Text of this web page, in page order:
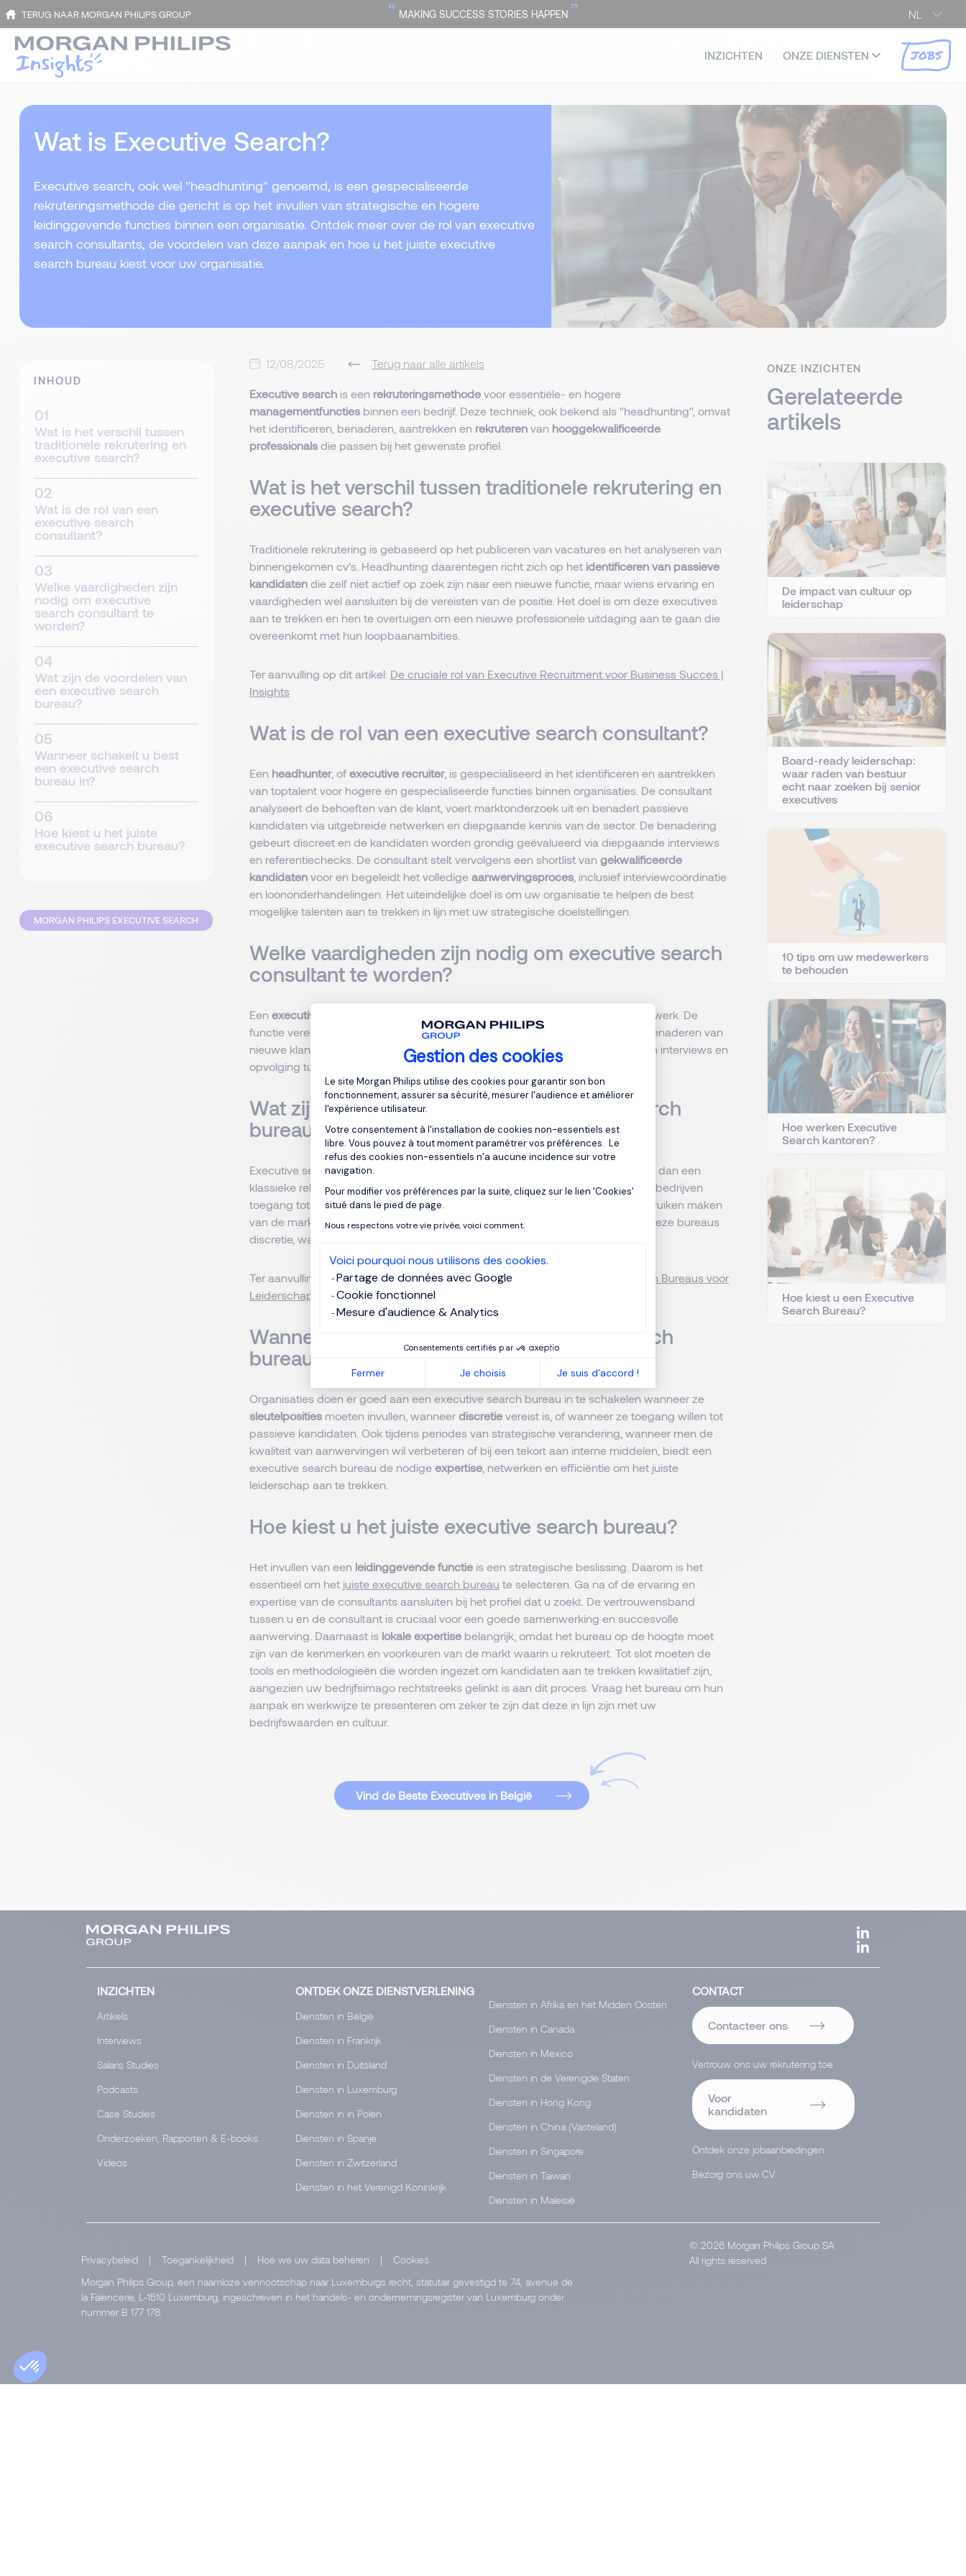
Gestion des cookies
Plateforme de Gestion du Consentement : Personnalisez vos Options
Le site Morgan Philips utilise des cookies pour garantir son bon
fonctionnement, assurer sa sécurité, mesurer l'audience et améliorer
l'expérience utilisateur.
Votre consentement à l'installation de cookies non-essentiels est
libre. Vous pouvez à tout moment paramétrer vos préférences. Le
refus des cookies non-essentiels n’a aucune incidence sur votre
navigation.
Pour modifier vos préférences par la suite, cliquez sur le lien 'Cookies'
situé dans le pied de page.
Nous respectons votre vie privée, voici comment.
Voici pourquoi nous utilisons des cookies.
Partage de données avec Google
Cookie fonctionnel
Mesure d'audience & Analytics
Consentements certifiés par
Fermer Je choisis Je suis d'accord !
Axeptio consent
NL
TERUG NAAR MORGAN PHILIPS GROUP “ MAKING SUCCESS STORIES HAPPEN ”
INZICHTEN ONZE DIENSTEN JOBS
Wat is Executive Search?
Executive search, ook wel "headhunting" genoemd, is een gespecialiseerde
rekruteringsmethode die gericht is op het invullen van strategische en hogere
leidinggevende functies binnen een organisatie. Ontdek meer over de rol van executive
search consultants, de voordelen van deze aanpak en hoe u het juiste executive
search bureau kiest voor uw organisatie.
12/08/2025 Terug naar alle artikels
Executive search is een rekruteringsmethode voor essentiële- en hogere
managementfuncties binnen een bedrijf. Deze techniek, ook bekend als "headhunting", omvat
het identificeren, benaderen, aantrekken en rekruteren van hooggekwalificeerde
professionals die passen bij het gewenste profiel.
Wat is het verschil tussen traditionele rekrutering en
executive search?
Traditionele rekrutering is gebaseerd op het publiceren van vacatures en het analyseren van
binnengekomen cv’s. Headhunting daarentegen richt zich op het identificeren van passieve
kandidaten die zelf niet actief op zoek zijn naar een nieuwe functie, maar wiens ervaring en
vaardigheden wel aansluiten bij de vereisten van de positie. Het doel is om deze executives
aan te trekken en hen te overtuigen om een nieuwe professionele uitdaging aan te gaan die
overeenkomt met hun loopbaanambities.
Ter aanvulling op dit artikel: De cruciale rol van Executive Recruitment voor Business Succes |
Insights
Wat is de rol van een executive search consultant?
Een headhunter, of executive recruiter, is gespecialiseerd in het identificeren en aantrekken
van toptalent voor hogere en gespecialiseerde functies binnen organisaties. De consultant
analyseert de behoeften van de klant, voert marktonderzoek uit en benadert passieve
kandidaten via uitgebreide netwerken en diepgaande kennis van de sector. De benadering
gebeurt discreet en de kandidaten worden grondig geëvalueerd via diepgaande interviews
en referentiechecks. De consultant stelt vervolgens een shortlist van gekwalificeerde
kandidaten voor en begeleidt het volledige aanwervingsproces , inclusief interviewcoördinatie
en loononderhandelingen. Het uiteindelijke doel is om uw organisatie te helpen de best
mogelijke talenten aan te trekken in lijn met uw strategische doelstellingen.
Welke vaardigheden zijn nodig om executive search
consultant te worden?
Een executive search consultant
moet veelzijdig zijn vanwege de aard van het werk. De
functie vereist sterke communicatie- en commerciële vaardigheden voor het benaderen van
nieuwe klanten en kandidaten, alsook een uitstekende organisatiecapaciteit om interviews en
opvolging tussen klant en kandidaat vlekkeloos te laten verlopen.
Wat zijn de voordelen van een executive search
bureau?
Executive search bureaus bieden een gespecialiseerde service die verder gaat dan een
klassieke rekrutering. Ze brengen meerdere voordelen met zich mee, zo krijgen bedrijven
toegang tot moeilijk bereikbaretoptalenten
, besparen ze tijd en kunnen ze gebruiken maken
van de marktinzichten die de consultant hen aanreikt. Daarnaast waarborgen deze bureaus
discretie, wat cruciaal is bij het invullen van gevoelige of nog bezette posities.
Ter aanvulling op dit artikel:Waarom Topbedrijven Kiezen voor Executive Search Bureaus voor
Leiderschapssucces | Insights
Wanneer schakelt u best een executive search
bureau in?
Organisaties doen er goed aan een executive search bureau in te schakelen wanneer ze
sleutelposities moeten invullen, wanneer discretie vereist is, of wanneer ze toegang willen tot
passieve kandidaten. Ook tijdens periodes van strategische verandering, wanneer men de
kwaliteit van aanwervingen wil verbeteren of bij een tekort aan interne middelen, biedt een
executive search bureau de nodige expertise , netwerken en efficiëntie om het juiste
leiderschap aan te trekken.
Hoe kiest u het juiste executive search bureau?
Het invullen van een leidinggevende functie is een strategische beslissing. Daarom is het
essentieel om het juiste executive search bureau te selecteren. Ga na of de ervaring en
expertise van de consultants aansluiten bij het profiel dat u zoekt. De vertrouwensband
tussen u en de consultant is cruciaal voor een goede samenwerking en succesvolle
aanwerving. Daarnaast is lokale expertise belangrijk, omdat het bureau op de hoogte moet
zijn van de kenmerken en voorkeuren van de markt waarin u rekruteert. Tot slot moeten de
tools en methodologieën die worden ingezet om kandidaten aan te trekken kwalitatief zijn,
aangezien uw bedrijfsimago rechtstreeks gelinkt is aan dit proces. Vraag het bureau om hun
aanpak en werkwijze te presenteren om zeker te zijn dat deze in lijn zijn met uw
bedrijfswaarden en cultuur.
Vind de Beste Executives in België
INHOUD
Wat is het verschil tussen
traditionele rekrutering en
executive search?
Wat is de rol van een
executive search
consultant?
Welke vaardigheden zijn
nodig om executive
search consultant te
worden?
Wat zijn de voordelen van
een executive search
bureau?
Wanneer schakelt u best
een executive search
bureau in?
Hoe kiest u het juiste
executive search bureau?
MORGAN PHILIPS EXECUTIVE SEARCH
ONZE INZICHTEN
Gerelateerde
artikels
De impact van cultuur op
leiderschap
Board-ready leiderschap:
waar raden van bestuur
echt naar zoeken bij senior
executives
10 tips om uw medewerkers
te behouden
Hoe werken Executive
Search kantoren?
Hoe kiest u een Executive
Search Bureau?
INZICHTEN
Artikels
Interviews
Salaris Studies
Podcasts
Case Studies
Onderzoeken, Rapporten & E-books
Videos
ONTDEK ONZE DIENSTVERLENING
Diensten in België
Diensten in Frankrijk
Diensten in Duitsland
Diensten in Luxemburg
Diensten in in Polen
Diensten in Spanje
Diensten in Zwitzerland
Diensten in het Verenigd Koninkrijk
Diensten in Afrika en het Midden Oosten
Diensten in Canada
Diensten in Mexico
Diensten in de Verenigde Staten
Diensten in Hong Kong
Diensten in China (Vasteland)
Diensten in Singapore
Diensten in Taiwan
Diensten in Maleisië
CONTACT
Contacteer ons
Vertrouw ons uw rekrutering toe
Voor
kandidaten
Ontdek onze jobaanbiedingen
Bezorg ons uw CV
Privacybeleid | Toegankelijkheid | Hoe we uw data beheren |
Cookies
Morgan Philips Group, een naamloze vennootschap naar Luxemburgs recht, statutair gevestigd te 74, avenue de
la Faïencerie, L-1510 Luxemburg, ingeschreven in het handels- en ondernemingsregister van Luxemburg onder
nummer B 177 178.
© 2026 Morgan Philips Group SA
All rights reserved